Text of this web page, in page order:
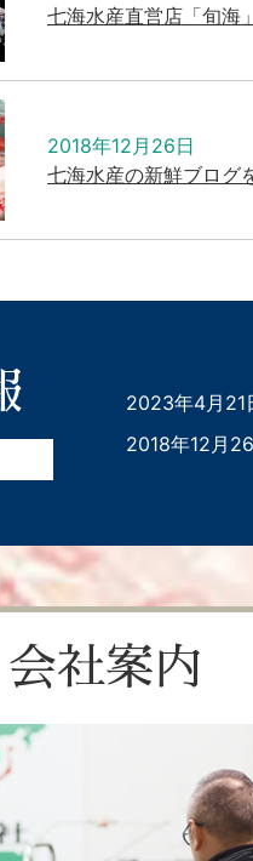
七海水産直営店「旬海
2018年12月26日
七海水産の新鮮ブログ
2023年4月21
2018年12月
会社案内